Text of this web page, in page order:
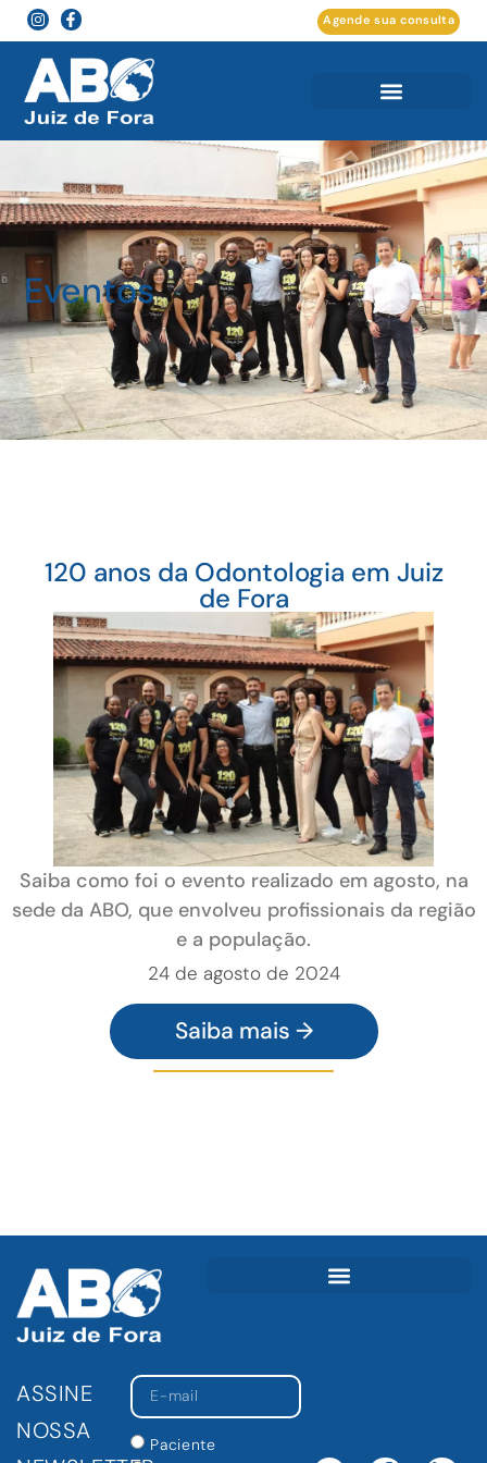
Agende sua consulta
Eventos
120 anos da Odontologia em Juiz
de Fora
Saiba como foi o evento realizado em agosto, na
sede da ABO, que envolveu profissionais da região
e a população.
24 de agosto de 2024
Saiba mais →
ASSINE
NOSSA
Paciente